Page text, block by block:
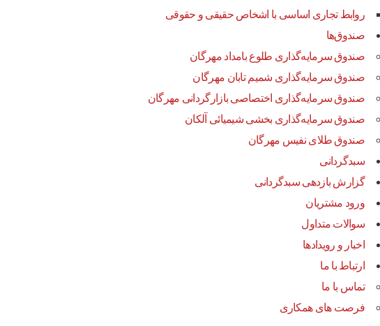
روابط تجاری اساسی با اشخاص حقیقی و حقوقی
صندوق‌ها
صندوق سرمایه‌گذاری طلوع بامداد مهرگان
صندوق سرمایه‌گذاری شمیم تابان مهرگان
صندوق سرمایه‌گذاری اختصاصی بازارگردانی مهرگان
صندوق سرمایه‌گذاری بخشی شیمیائی آلکان
صندوق طلای نفیس مهرگان
سبدگردانی
گزارش بازدهی سبدگردانی
ورود مشتریان
سوالات متداول
اخبار و رویدادها
ارتباط با ما
تماس با ما
فرصت های همکاری